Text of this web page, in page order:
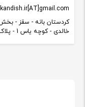
کردستان بانه - سقز -
خالدی - کوچه یاس 1 - پلاک : 0 - طبقه : 1 08736248237 - 08736227961
kandish.ir[AT]gmail.com